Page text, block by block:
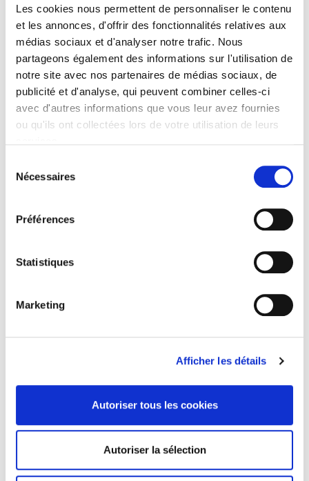
Les cookies nous permettent de personnaliser le contenu
et les annonces, d'offrir des fonctionnalités relatives aux
médias sociaux et d'analyser notre trafic. Nous
partageons également des informations sur l'utilisation de
notre site avec nos partenaires de médias sociaux, de
publicité et d'analyse, qui peuvent combiner celles-ci
avec d'autres informations que vous leur avez fournies
ou qu'ils ont collectées lors de votre utilisation de leurs
Nécessaires
Préférences
Statistiques
Marketing
Afficher les détails
Autoriser tous les cookies
Autoriser la sélection
connaissance mutuelle, et la réflexion et le
débat parmi nous… Nous voulons et avons
besoin de la complicité, des alliances et de
la confiance entre tous… afin de mettre en
réseau et renforcer nos différentes
alternatives. Il n’y a que comme ça que les
choses vont changer!
Les pouvoirs en place veulent nous amener
à un état d’impuissance. Ils veulent nous
faire croire qu’il n’y a qu’une seule voie,
qu’il n’y a pas d’alternative. Nous voulons
montrer que nous avons l’idée, le projet ,
voies.
C’est avec cet objectif que nous allons mettre
en place le 24 octobre à Bilbo le village des
d’optimisme.Une mobilisation constructive
avec de la place pour tout le monde.